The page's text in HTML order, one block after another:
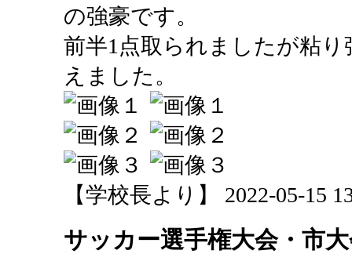
の強豪です。
前半1点取られましたが粘
えました。
【学校長より】 2022-05-15
サッカー選手権大会・市